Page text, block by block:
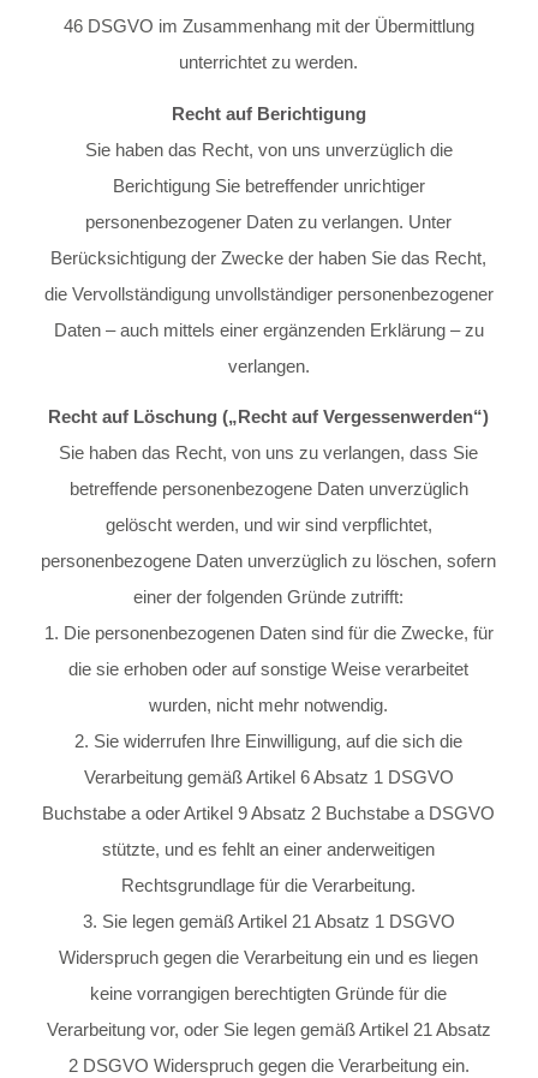
46 DSGVO im Zusammenhang mit der Übermittlung
unterrichtet zu werden.
Recht auf Berichtigung
Sie haben das Recht, von uns unverzüglich die
Berichtigung Sie betreffender unrichtiger
personenbezogener Daten zu verlangen. Unter
Berücksichtigung der Zwecke der haben Sie das Recht,
die Vervollständigung unvollständiger personenbezogener
Daten – auch mittels einer ergänzenden Erklärung – zu
verlangen.
Recht auf Löschung („Recht auf Vergessenwerden“)
Sie haben das Recht, von uns zu verlangen, dass Sie
betreffende personenbezogene Daten unverzüglich
gelöscht werden, und wir sind verpflichtet,
personenbezogene Daten unverzüglich zu löschen, sofern
einer der folgenden Gründe zutrifft:
1. Die personenbezogenen Daten sind für die Zwecke, für
die sie erhoben oder auf sonstige Weise verarbeitet
wurden, nicht mehr notwendig.
2. Sie widerrufen Ihre Einwilligung, auf die sich die
Verarbeitung gemäß Artikel 6 Absatz 1 DSGVO
Buchstabe a oder Artikel 9 Absatz 2 Buchstabe a DSGVO
stützte, und es fehlt an einer anderweitigen
Rechtsgrundlage für die Verarbeitung.
3. Sie legen gemäß Artikel 21 Absatz 1 DSGVO
Widerspruch gegen die Verarbeitung ein und es liegen
keine vorrangigen berechtigten Gründe für die
Verarbeitung vor, oder Sie legen gemäß Artikel 21 Absatz
2 DSGVO Widerspruch gegen die Verarbeitung ein.